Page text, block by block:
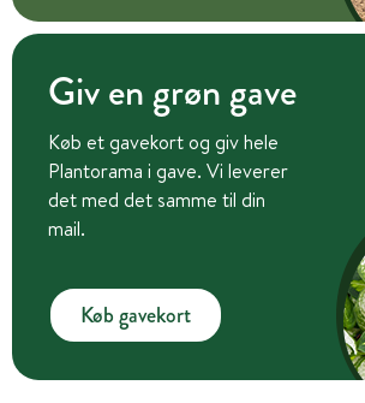
Giv en grøn gave
Køb et gavekort og giv hele
Plantorama i gave. Vi leverer
det med det samme til din
mail.
Køb gavekort